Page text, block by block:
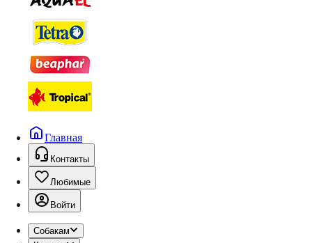
Главная
Контакты
Любимые
Войти
Собакам